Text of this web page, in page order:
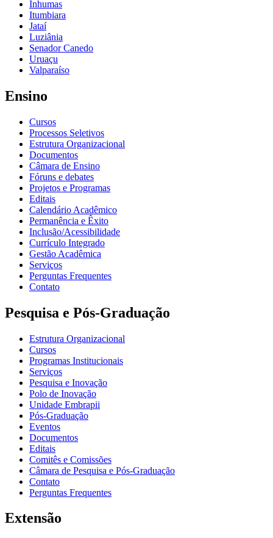
Inhumas
Itumbiara
Jataí
Luziânia
Senador Canedo
Uruaçu
Valparaíso
Ensino
Cursos
Processos Seletivos
Estrutura Organizacional
Documentos
Câmara de Ensino
Fóruns e debates
Projetos e Programas
Editais
Calendário Acadêmico
Permanência e Êxito
Inclusão/Acessibilidade
Currículo Integrado
Gestão Acadêmica
Serviços
Perguntas Frequentes
Contato
Pesquisa e Pós-Graduação
Estrutura Organizacional
Cursos
Programas Institucionais
Serviços
Pesquisa e Inovação
Polo de Inovação
Unidade Embrapii
Pós-Graduação
Eventos
Documentos
Editais
Comitês e Comissões
Câmara de Pesquisa e Pós-Graduação
Contato
Perguntas Frequentes
Extensão